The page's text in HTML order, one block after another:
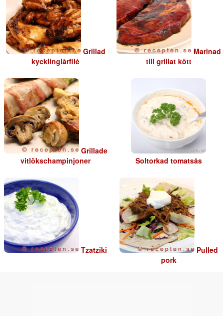
Grillad
kycklinglårfilé
Marinad
till grillat kött
Grillade
vitlökschampinjoner
Soltorkad tomatsås
Tzatziki
Pulled
pork